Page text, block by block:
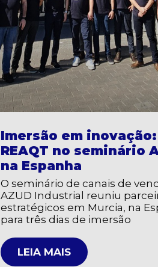
Imersão em inovação:
REAQT no seminário
na Espanha
O seminário de canais de
AZUD Industrial reuniu
estratégicos em Murcia, na
para três dias de imersão
LEIA MAIS